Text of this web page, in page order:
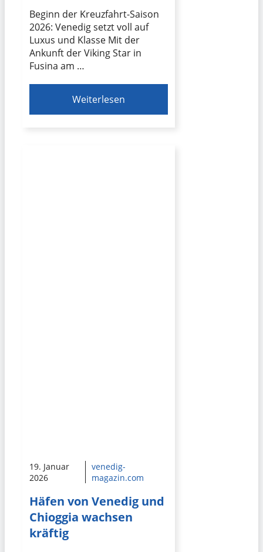
Beginn der Kreuzfahrt-Saison
2026: Venedig setzt voll auf
Luxus und Klasse Mit der
Ankunft der Viking Star in
Fusina am …
Weiterlesen
19. Januar
2026
venedig-
magazin.com
Häfen von Venedig und
Chioggia wachsen
kräftig